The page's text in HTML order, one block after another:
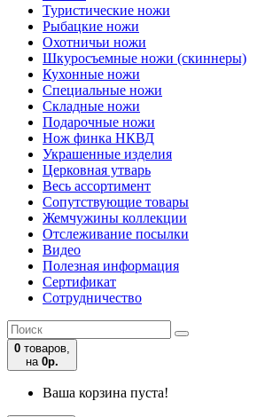
Туристические ножи
Рыбацкие ножи
Охотничьи ножи
Шкуросъемные ножи (скиннеры)
Кухонные ножи
Специальные ножи
Складные ножи
Подарочные ножи
Нож финка НКВД
Украшенные изделия
Церковная утварь
Весь ассортимент
Сопутствующие товары
Жемчужины коллекции
Отслеживание посылки
Видео
Полезная информация
Сертификат
Сотрудничество
0 товаров,
на 0р.
Ваша корзина пуста!